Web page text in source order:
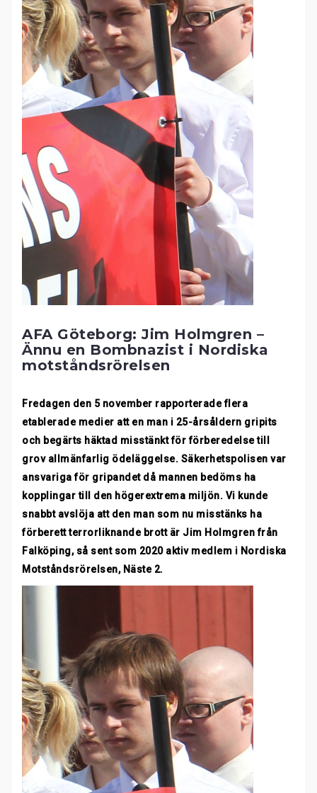
AFA Göteborg: Jim Holmgren –
Ännu en Bombnazist i Nordiska
motståndsrörelsen
Fredagen den 5 november rapporterade flera
etablerade medier att en man i 25-årsåldern gripits
och begärts häktad misstänkt för förberedelse till
grov allmänfarlig ödeläggelse. Säkerhetspolisen var
ansvariga för gripandet då mannen bedöms ha
kopplingar till den högerextrema miljön. Vi kunde
snabbt avslöja att den man som nu misstänks ha
förberett terrorliknande brott är Jim Holmgren från
Falköping, så sent som 2020 aktiv medlem i Nordiska
Motståndsrörelsen, Näste 2.